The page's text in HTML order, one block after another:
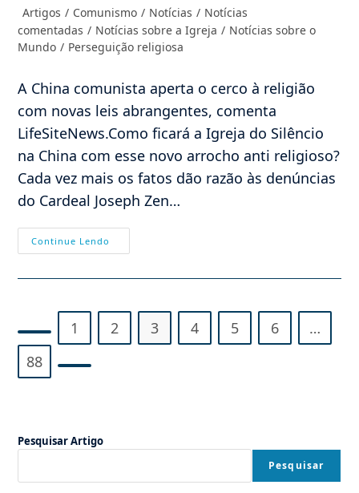
post:
Categoria
do
post:
Artigos / Comunismo / Notícias / Notícias
comentadas / Notícias sobre a Igreja / Notícias sobre o
Mundo / Perseguição religiosa
A China comunista aperta o cerco à religião
com novas leis abrangentes, comenta
LifeSiteNews.Como ficará a Igreja do Silêncio
na China com esse novo arrocho anti religioso?
Cada vez mais os fatos dão razão às denúncias
do Cardeal Joseph Zen…
Continue Lendo
Radicaliza
Ir para a página anterior
1 2 3 4 5 6
…
88
Pesquisar Artigo
Pesquisar